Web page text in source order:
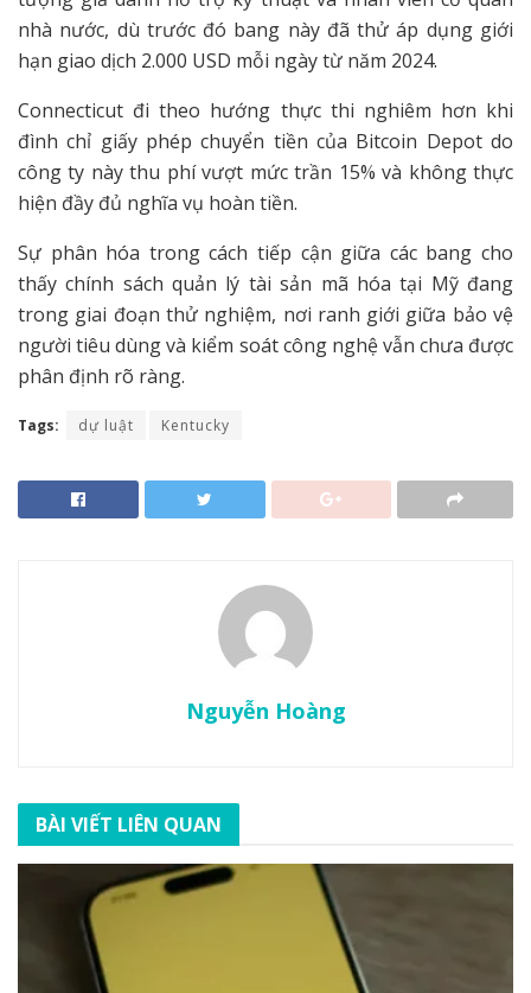
nhà nước, dù trước đó bang này đã thử áp dụng giới
hạn giao dịch 2.000 USD mỗi ngày từ năm 2024.
Connecticut đi theo hướng thực thi nghiêm hơn khi
đình chỉ giấy phép chuyển tiền của Bitcoin Depot do
công ty này thu phí vượt mức trần 15% và không thực
hiện đầy đủ nghĩa vụ hoàn tiền.
Sự phân hóa trong cách tiếp cận giữa các bang cho
thấy chính sách quản lý tài sản mã hóa tại Mỹ đang
trong giai đoạn thử nghiệm, nơi ranh giới giữa bảo vệ
người tiêu dùng và kiểm soát công nghệ vẫn chưa được
phân định rõ ràng.
Tags: dự luật Kentucky
Nguyễn Hoàng
BÀI VIẾT LIÊN QUAN